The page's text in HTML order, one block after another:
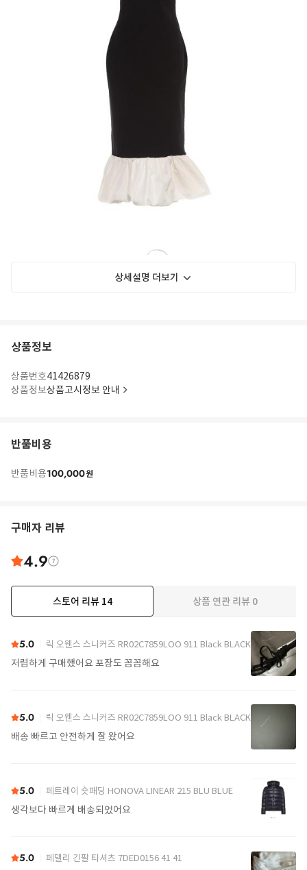
상세설명 더보기
상품정보
상품번호41426879
상품정보상품고시정보 안내
반품비용
반품비용100,000원
구매자 리뷰
4.9
스토어 리뷰 14 상품 연관 리뷰 0
5.0 릭 오웬스 스니커즈 RR02C7859LOO 911 Black BLACK
저렴하게 구매했어요 포장도 꼼꼼해요
5.0 릭 오웬스 스니커즈 RR02C7859LOO 911 Black BLACK
배송 빠르고 안전하게 잘 왔어요
5.0 페트레이 숏패딩 HONOVA LINEAR 215 BLU BLUE
생각보다 빠르게 배송되었어요
5.0 페델리 긴팔 티셔츠 7DED0156 41 41